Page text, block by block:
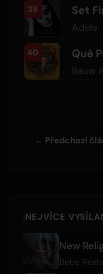
39
Adele
40 Qué
Rauw
← Předchozí
NEJVÍCE
New
Bebe